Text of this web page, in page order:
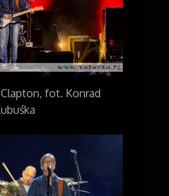
Clapton, fot. Konrad